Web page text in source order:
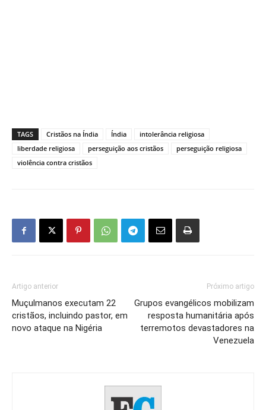
TAGS Cristãos na Índia Índia
intolerância religiosa
liberdade religiosa
perseguição aos cristãos
perseguição religiosa
violência contra cristãos
Artigo anterior
Muçulmanos executam 22
cristãos, incluindo pastor, em
novo ataque na Nigéria
Próximo artigo
Grupos evangélicos mobilizam
resposta humanitária após
terremotos devastadores na
Venezuela